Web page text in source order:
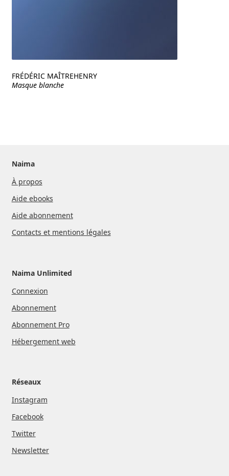
FRÉDÉRIC MAÎTREHENRY
Masque blanche
Naima
À propos
Aide ebooks
Aide abonnement
Contacts et mentions légales
Naima Unlimited
Connexion
Abonnement
Abonnement Pro
Hébergement web
Réseaux
Instagram
Facebook
Twitter
Newsletter